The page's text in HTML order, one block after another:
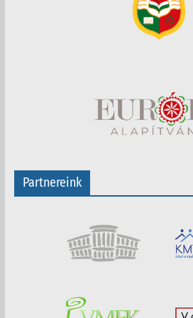
Partnereink